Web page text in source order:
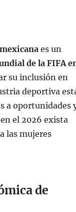
es un
de la FIFA
su inclusión en
deportiva
a oportunidades
el 2026 exista
las mujeres
de